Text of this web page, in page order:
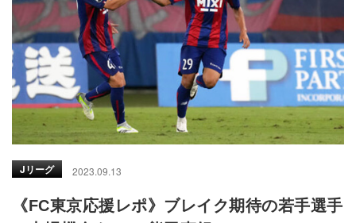
Jリーグ 2023.09.13
《FC東京応援レポ》ブレイク期待の若手選手